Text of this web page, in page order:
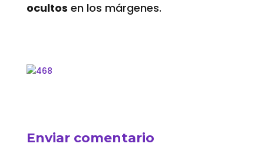
ocultos en los márgenes.
Enviar comentario